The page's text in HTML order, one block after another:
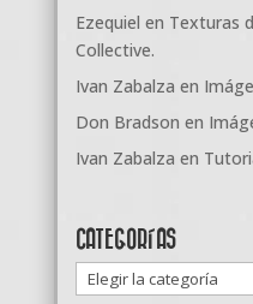
Ezequiel en Texturas
Collective.
Ivan Zabalza en
Don Bradson en
Ivan Zabalza en
CATEGORÍAS
Categorías